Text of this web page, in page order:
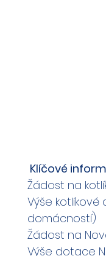
Klíčové
Žádost na
Výše kotlíkové
domácností)
Žádost na
Výše dotace